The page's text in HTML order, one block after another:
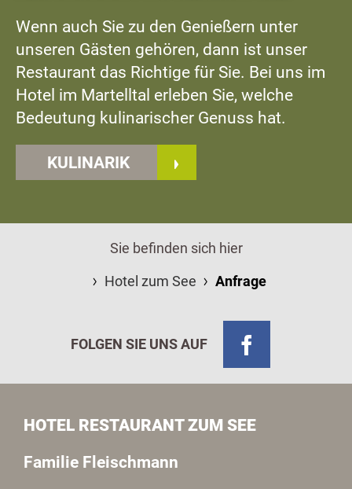
Wenn auch Sie zu den Genießern unter
unseren Gästen gehören, dann ist unser
Restaurant das Richtige für Sie. Bei uns im
Hotel im Martelltal erleben Sie, welche
Bedeutung kulinarischer Genuss hat.
KULINARIK
Sie befinden sich hier
Hotel zum See
Anfrage
FOLGEN SIE UNS AUF
HOTEL RESTAURANT ZUM SEE
Familie Fleischmann